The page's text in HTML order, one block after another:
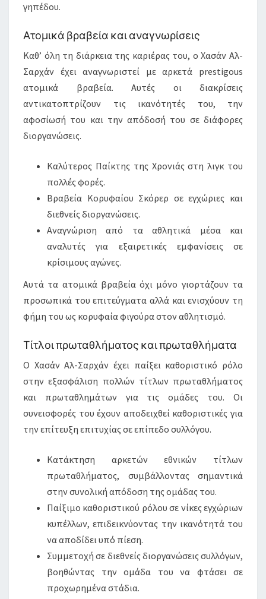
γηπέδου.
Ατομικά βραβεία και αναγνωρίσεις
Καθ’ όλη τη διάρκεια της καριέρας του, ο Χασάν Αλ-
Σαρχάν έχει αναγνωριστεί με αρκετά prestigous
ατομικά βραβεία. Αυτές οι διακρίσεις
αντικατοπτρίζουν τις ικανότητές του, την
αφοσίωσή του και την απόδοσή του σε διάφορες
διοργανώσεις.
Καλύτερος Παίκτης της Χρονιάς στη λιγκ του
πολλές φορές.
Βραβεία Κορυφαίου Σκόρερ σε εγχώριες και
διεθνείς διοργανώσεις.
Αναγνώριση από τα αθλητικά μέσα και
αναλυτές για εξαιρετικές εμφανίσεις σε
κρίσιμους αγώνες.
Αυτά τα ατομικά βραβεία όχι μόνο γιορτάζουν τα
προσωπικά του επιτεύγματα αλλά και ενισχύουν τη
φήμη του ως κορυφαία φιγούρα στον αθλητισμό.
Τίτλοι πρωταθλήματος και πρωταθλήματα
Ο Χασάν Αλ-Σαρχάν έχει παίξει καθοριστικό ρόλο
στην εξασφάλιση πολλών τίτλων πρωταθλήματος
και πρωταθλημάτων για τις ομάδες του. Οι
συνεισφορές του έχουν αποδειχθεί καθοριστικές για
την επίτευξη επιτυχίας σε επίπεδο συλλόγου.
Κατάκτηση αρκετών εθνικών τίτλων
πρωταθλήματος, συμβάλλοντας σημαντικά
στην συνολική απόδοση της ομάδας του.
Παίξιμο καθοριστικού ρόλου σε νίκες εγχώριων
κυπέλλων, επιδεικνύοντας την ικανότητά του
να αποδίδει υπό πίεση.
Συμμετοχή σε διεθνείς διοργανώσεις συλλόγων,
βοηθώντας την ομάδα του να φτάσει σε
προχωρημένα στάδια.